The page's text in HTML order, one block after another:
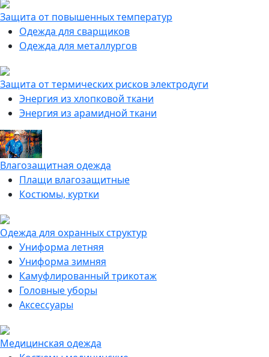
Защита от повышенных температур
Одежда для сварщиков
Одежда для металлургов
Защита от термических рисков электродуги
Энергия из хлопковой ткани
Энергия из арамидной ткани
Влагозащитная одежда
Плащи влагозащитные
Костюмы, куртки
Одежда для охранных структур
Униформа летняя
Униформа зимняя
Камуфлированный трикотаж
Головные уборы
Аксессуары
Медицинская одежда